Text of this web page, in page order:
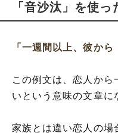
「音沙汰」を使っ
「一週間以上、彼から
この例文は、恋人から
いという意味の文章に
家族とは違い恋人の場